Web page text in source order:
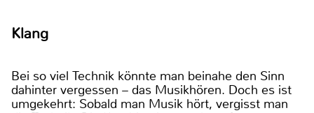
Klang
Bei so viel Technik könnte man beinahe den Sinn
dahinter vergessen – das Musikhören. Doch es ist
umgekehrt: Sobald man Musik hört, vergisst man